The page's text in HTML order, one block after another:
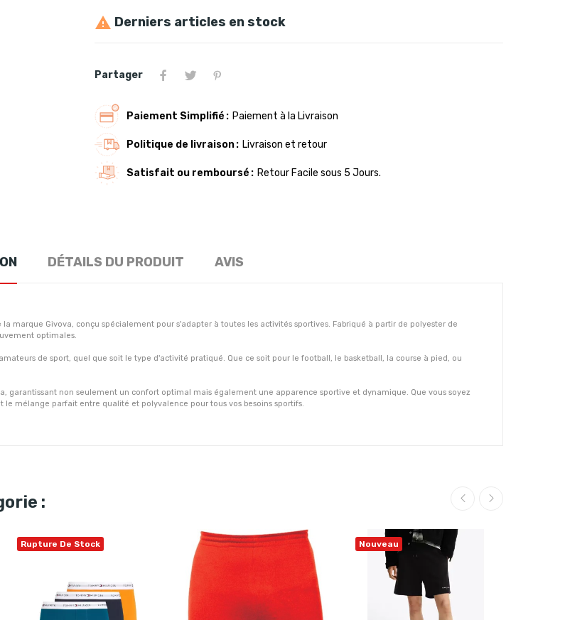
 Derniers articles en stock
Partager
Paiement Simplifié Paiement à la Livraison
Politique de livraison Livraison et retour
Satisfait ou remboursé Retour Facile sous 5 Jours.
DÉTAILS DU PRODUIT AVIS
marque Givova, conçu spécialement pour s'adapter à toutes les activités sportives. Fabriqué à partir de polyester de
optimales.
de sport, quel que soit le type d'activité pratiqué. Que ce soit pour le football, le basketball, la course à pied, ou
garantissant non seulement un confort optimal mais également une apparence sportive et dynamique. Que vous soyez
mélange parfait entre qualité et polyvalence pour tous vos besoins sportifs.
:
Rupture De Stock Nouveau